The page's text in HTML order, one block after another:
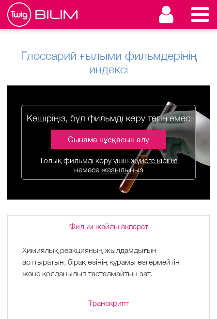
Глоссарий ғылыми фильмдерінің
индексі
Кешіріңіз, бұл фильмді көру тегін емес
Сынама нұсқасын алу
Толық фильмді көру үшін жүйеге кіріңіз
немесе жазылыңыз
Фильм жайлы ақпарат
Химиялық реакцияның жылдамдығын
арттыратын, бірақ өзінің құрамы өзгермейтін
және қолданылып тасталмайтын зат.
Транскрипт